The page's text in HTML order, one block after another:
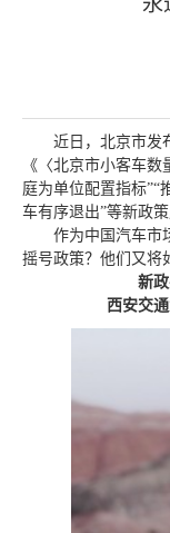
近日，北京市发
《〈北京市小客车
庭为单位配置指标”“
车有序退出”等新政
作为中国汽车市
摇号政策？他们又将
新
西安交